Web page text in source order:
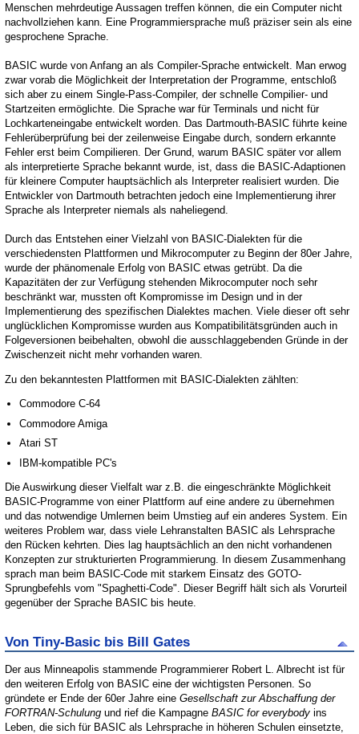
Menschen mehrdeutige Aussagen treffen können, die ein Computer nicht
nachvollziehen kann. Eine Programmiersprache muß präziser sein als eine
gesprochene Sprache.
BASIC wurde von Anfang an als Compiler-Sprache entwickelt. Man erwog
zwar vorab die Möglichkeit der Interpretation der Programme, entschloß
sich aber zu einem Single-Pass-Compiler, der schnelle Compilier- und
Startzeiten ermöglichte. Die Sprache war für Terminals und nicht für
Lochkarteneingabe entwickelt worden. Das Dartmouth-BASIC führte keine
Fehlerüberprüfung bei der zeilenweise Eingabe durch, sondern erkannte
Fehler erst beim Compilieren. Der Grund, warum BASIC später vor allem
als interpretierte Sprache bekannt wurde, ist, dass die BASIC-Adaptionen
für kleinere Computer hauptsächlich als Interpreter realisiert wurden. Die
Entwickler von Dartmouth betrachten jedoch eine Implementierung ihrer
Sprache als Interpreter niemals als naheliegend.
Durch das Entstehen einer Vielzahl von BASIC-Dialekten für die
verschiedensten Plattformen und Mikrocomputer zu Beginn der 80er Jahre,
wurde der phänomenale Erfolg von BASIC etwas getrübt. Da die
Kapazitäten der zur Verfügung stehenden Mikrocomputer noch sehr
beschränkt war, mussten oft Kompromisse im Design und in der
Implementierung des spezifischen Dialektes machen. Viele dieser oft sehr
unglücklichen Kompromisse wurden aus Kompatibilitätsgründen auch in
Folgeversionen beibehalten, obwohl die ausschlaggebenden Gründe in der
Zwischenzeit nicht mehr vorhanden waren.
Zu den bekanntesten Plattformen mit BASIC-Dialekten zählten:
Commodore C-64
Commodore Amiga
Atari ST
IBM-kompatible PC's
Die Auswirkung dieser Vielfalt war z.B. die eingeschränkte Möglichkeit
BASIC-Programme von einer Plattform auf eine andere zu übernehmen
und das notwendige Umlernen beim Umstieg auf ein anderes System. Ein
weiteres Problem war, dass viele Lehranstalten BASIC als Lehrsprache
den Rücken kehrten. Dies lag hauptsächlich an den nicht vorhandenen
Konzepten zur strukturierten Programmierung. In diesem Zusammenhang
sprach man beim BASIC-Code mit starkem Einsatz des GOTO-
Sprungbefehls vom "Spaghetti-Code". Dieser Begriff hält sich als Vorurteil
gegenüber der Sprache BASIC bis heute.
Von Tiny-Basic bis Bill Gates
Der aus Minneapolis stammende Programmierer Robert L. Albrecht ist für
den weiteren Erfolg von BASIC eine der wichtigsten Personen. So
gründete er Ende der 60er Jahre eineGesellschaft zur Abschaffung der
FORTRAN-Schulung und rief die KampagneBASIC for everybody ins
Leben, die sich für BASIC als Lehrsprache in höheren Schulen einsetzte,